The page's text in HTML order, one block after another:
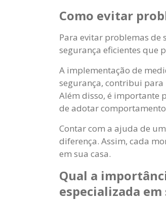
Como evitar
Para evitar problemas de
segurança eficientes que
A implementação de
segurança, contribui
Além disso, é importante
de adotar
Contar com a ajuda de
diferença. Assim, cada
em sua casa.
Qual a
especializada